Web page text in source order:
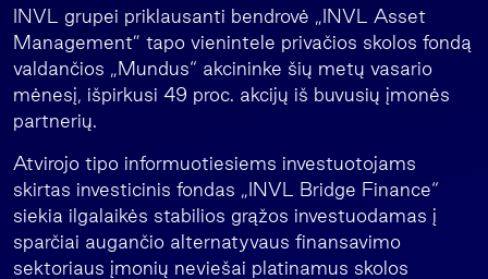
INVL grupei priklausanti bendrovė „INVL Asset
Management” tapo vienintele privačios skolos fondą
valdančios „Mundus“ akcininke šių metų vasario
mėnesį, išpirkusi 49 proc. akcijų iš buvusių įmonės
partnerių.
Atvirojo tipo informuotiesiems investuotojams
skirtas investicinis fondas „INVL Bridge Finance“
siekia ilgalaikės stabilios grąžos investuodamas į
sparčiai augančio alternatyvaus finansavimo
sektoriaus įmonių neviešai platinamus skolos